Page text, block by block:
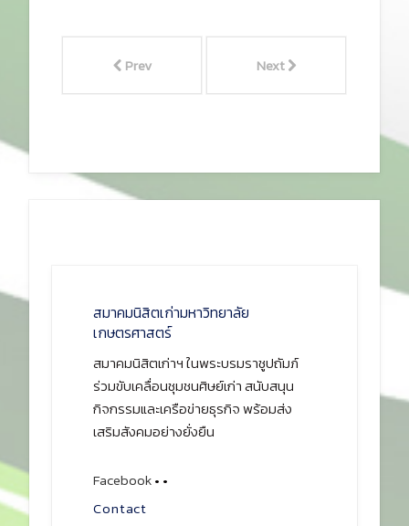
Prev Next
สมาคมนิสิตเก่ามหาวิทยาลัย
เกษตรศาสตร์
สมาคมนิสิตเก่าฯ ในพระบรมราชูปถัมภ์
ร่วมขับเคลื่อนชุมชนศิษย์เก่า สนับสนุน
กิจกรรมและเครือข่ายธุรกิจ พร้อมส่ง
เสริมสังคมอย่างยั่งยืน
Facebook• •
Contact